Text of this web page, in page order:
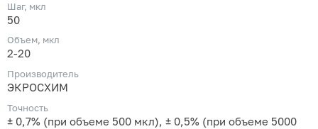
Шаг, мкл
50
Объем, мкл
2-20
Производитель
ЭКРОСХИМ
Точность
± 0,7% (при объеме 500 мкл), ± 0,5% (при объеме 5000